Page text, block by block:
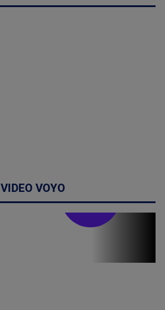
VIDEO VOYO
Stirile PRO TV